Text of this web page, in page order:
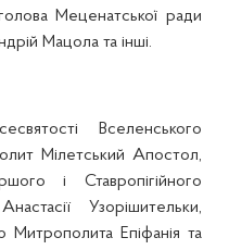
Меценатської ради
Мацола та інші.
Вселенського
Мілетський Апостол,
і Ставропігійного
Узорішительки,
Митрополита Епіфанія та